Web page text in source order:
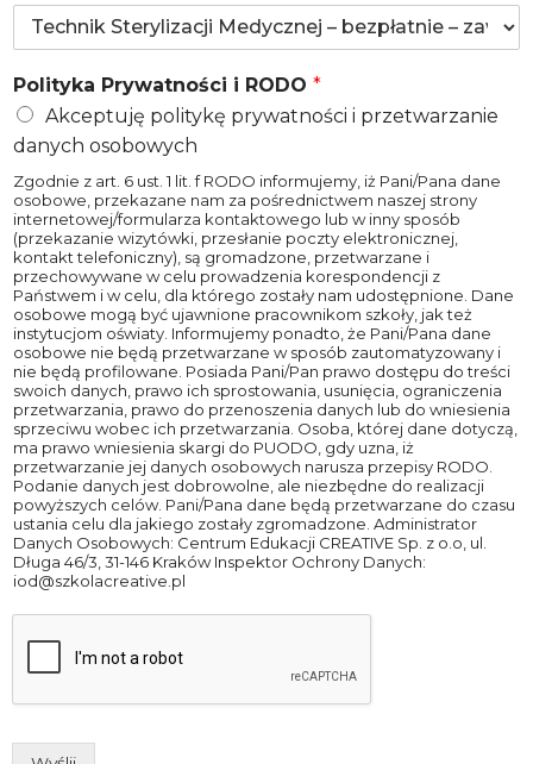
Polityka Prywatności i RODO *
Akceptuję politykę prywatności i przetwarzanie
danych osobowych
Zgodnie z art. 6 ust. 1 lit. f RODO informujemy, iż Pani/Pana dane
osobowe, przekazane nam za pośrednictwem naszej strony
internetowej/formularza kontaktowego lub w inny sposób
(przekazanie wizytówki, przesłanie poczty elektronicznej,
kontakt telefoniczny), są gromadzone, przetwarzane i
przechowywane w celu prowadzenia korespondencji z
Państwem i w celu, dla którego zostały nam udostępnione. Dane
osobowe mogą być ujawnione pracownikom szkoły, jak też
instytucjom oświaty. Informujemy ponadto, że Pani/Pana dane
osobowe nie będą przetwarzane w sposób zautomatyzowany i
nie będą profilowane. Posiada Pani/Pan prawo dostępu do treści
swoich danych, prawo ich sprostowania, usunięcia, ograniczenia
przetwarzania, prawo do przenoszenia danych lub do wniesienia
sprzeciwu wobec ich przetwarzania. Osoba, której dane dotyczą,
ma prawo wniesienia skargi do PUODO, gdy uzna, iż
przetwarzanie jej danych osobowych narusza przepisy RODO.
Podanie danych jest dobrowolne, ale niezbędne do realizacji
powyższych celów. Pani/Pana dane będą przetwarzane do czasu
ustania celu dla jakiego zostały zgromadzone. Administrator
Danych Osobowych: Centrum Edukacji CREATIVE Sp. z o.o, ul.
Długa 46/3, 31-146 Kraków Inspektor Ochrony Danych:
iod@szkolacreative.pl